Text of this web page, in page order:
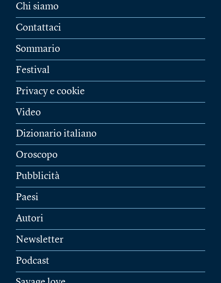
Chi siamo
Contattaci
Sommario
Festival
Privacy e cookie
Video
Dizionario italiano
Oroscopo
Pubblicità
Paesi
Autori
Newsletter
Podcast